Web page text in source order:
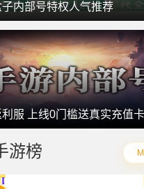
内部号特权人气推荐
服 上线0门槛送真实充值卡
游榜